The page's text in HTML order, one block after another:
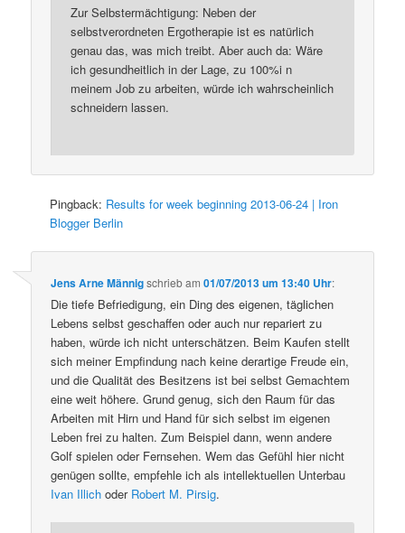
Zur Selbstermächtigung: Neben der
selbstverordneten Ergotherapie ist es natürlich
genau das, was mich treibt. Aber auch da: Wäre
ich gesundheitlich in der Lage, zu 100%i n
meinem Job zu arbeiten, würde ich wahrscheinlich
schneidern lassen.
Pingback: Results for week beginning 2013-06-24 | Iron
Blogger Berlin
Jens Arne Männigschriebam01/07/2013 um 13:40 Uhr:
Die tiefe Befriedigung, ein Ding des eigenen, täglichen
Lebens selbst geschaffen oder auch nur repariert zu
haben, würde ich nicht unterschätzen. Beim Kaufen stellt
sich meiner Empfindung nach keine derartige Freude ein,
und die Qualität des Besitzens ist bei selbst Gemachtem
eine weit höhere. Grund genug, sich den Raum für das
Arbeiten mit Hirn und Hand für sich selbst im eigenen
Leben frei zu halten. Zum Beispiel dann, wenn andere
Golf spielen oder Fernsehen. Wem das Gefühl hier nicht
genügen sollte, empfehle ich als intellektuellen Unterbau
Ivan Illich oder Robert M. Pirsig.